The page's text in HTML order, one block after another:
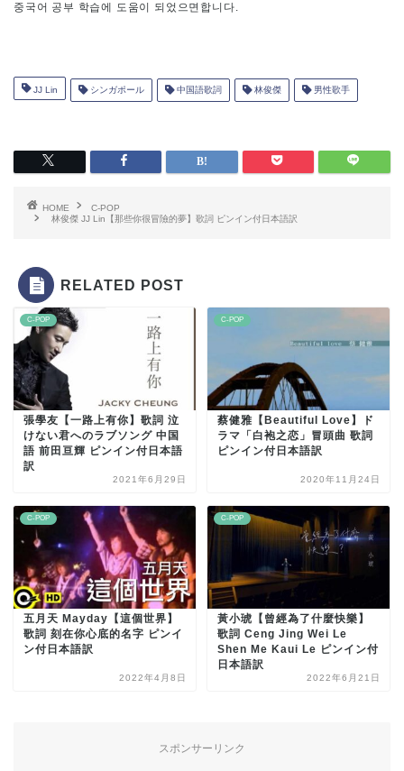
중국어 공부 학습에 도움이 되었으면합니다.
JJ Lin シンガポール 中国語歌詞 林俊傑 男性歌手
HOME
C-POP
林俊傑 JJ Lin【那些你很冒險的夢】歌詞 ピンイン付日本語訳
RELATED POST
C-POP
張學友【一路上有你】歌詞 泣
けない君へのラブソング 中国
語 前田亘輝 ピンイン付日本語
訳
2021年6月29日
C-POP
蔡健雅【Beautiful Love】ド
ラマ「白袍之恋」冒頭曲 歌詞
ピンイン付日本語訳
2020年11月24日
C-POP
五月天 Mayday【這個世界】
歌詞 刻在你心底的名字 ピンイ
ン付日本語訳
2022年4月8日
C-POP
黃小琥【曾經為了什麼快樂】
歌詞 Ceng Jing Wei Le
Shen Me Kaui Le ピンイン付
日本語訳
2022年6月21日
スポンサーリンク